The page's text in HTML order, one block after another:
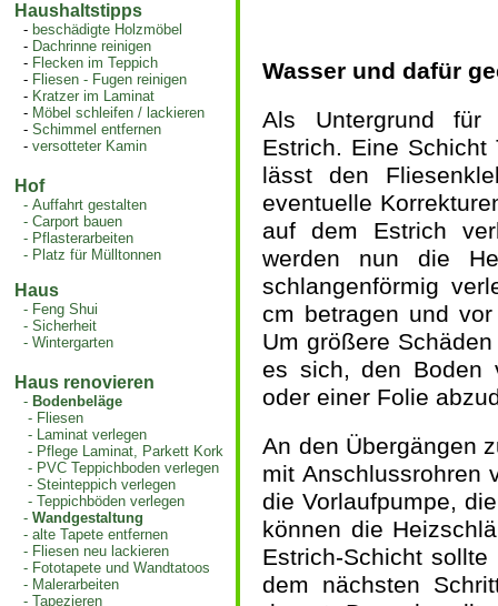
Haushaltstipps
- beschädigte Holzmöbel
- Dachrinne reinigen
- Flecken im Teppich
- Fliesen - Fugen reinigen
- Kratzer im Laminat
- Möbel schleifen / lackieren
-Schimmel entfernen
-versotteter Kamin
Hof
-Auffahrt gestalten
-Carport bauen
- Pflasterarbeiten
- Platz für Mülltonnen
Haus
- Feng Shui
-Sicherheit
-Wintergarten
Haus renovieren
- Bodenbeläge
- Fliesen
- Laminat verlegen
- Pflege Laminat, Parkett Kork
- PVC Teppichboden verlegen
-Steinteppich verlegen
-Teppichböden verlegen
-Wandgestaltung
-alte Tapete entfernen
- Fliesen neu lackieren
- Fototapete und Wandtatoos
- Malerarbeiten
-Tapezieren
Wasser und dafür
Als Untergrund für
Estrich. Eine Schicht
lässt den
eventuelle
auf dem Estrich
werden nun die
schlangenförmig
cm betragen und
Um größere
es sich, den Boden
oder einer Folie
An den Übergängen
mit Anschlussrohren
die Vorlaufpumpe,
können die
Estrich-Schicht
dem nächsten